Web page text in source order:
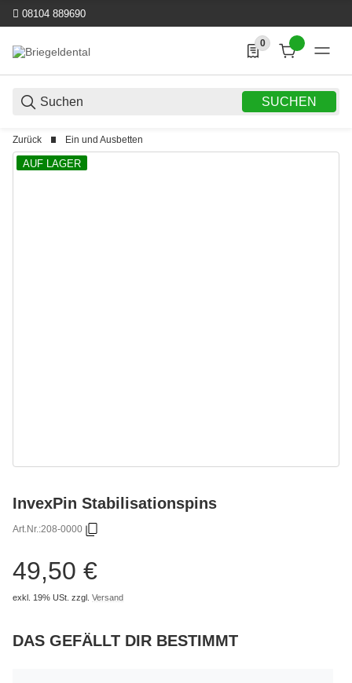
08104 889690
SUCHEN
0
0 Produkte in der
Zurück Ein und Ausbetten
AUF LAGER
InvexPin Stabilisationspins
Art.Nr.:208-0000
49,50 €
exkl. 19% USt. zzgl. Versand
DAS GEFÄLLT DIR BESTIMMT